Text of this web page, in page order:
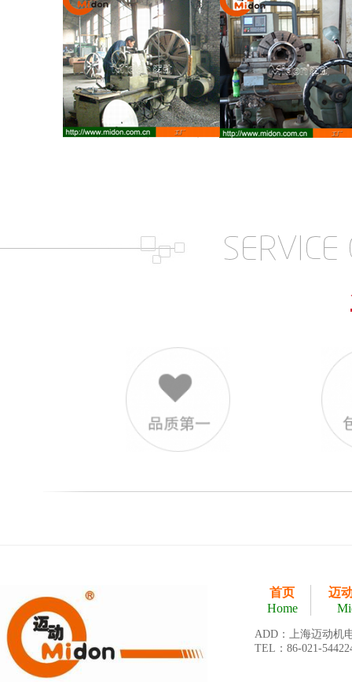
首页
Home
迈
ADD：上海迈动机
TEL：86-021-